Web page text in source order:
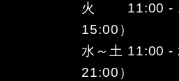
火 11:00 -
15:00）
水～土 11:00 -
21:00）